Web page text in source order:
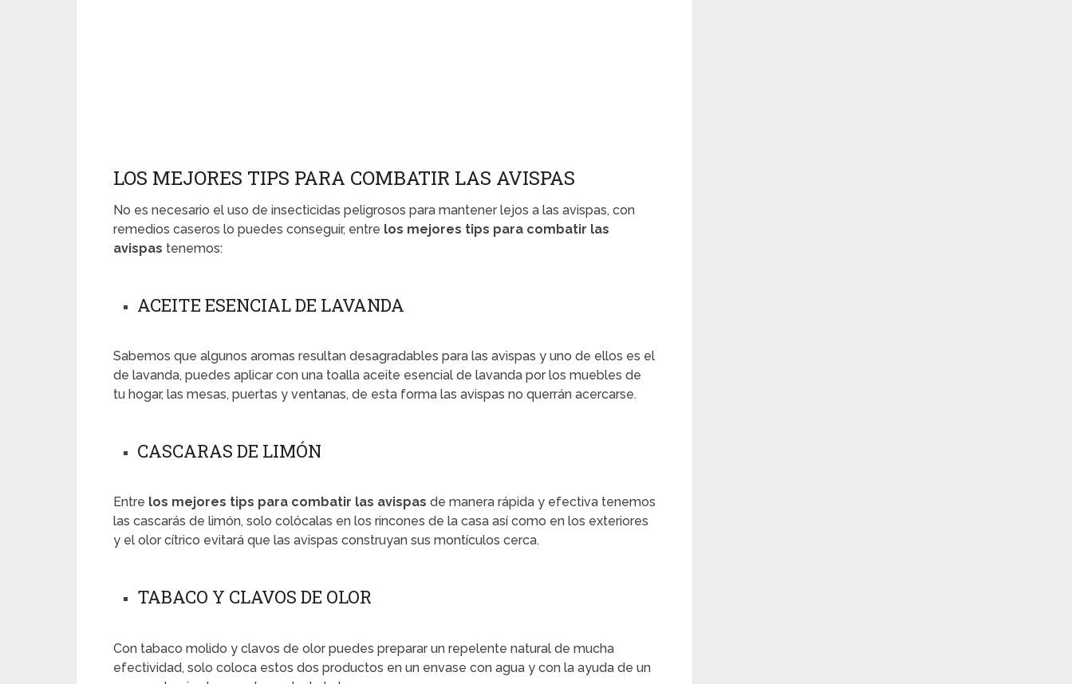
LOS MEJORES TIPS PARA COMBATIR LAS AVISPAS
No es necesario el uso de insecticidas peligrosos para mantener lejos a las avispas, con
remedios caseros lo puedes conseguir, entre los mejores tips para combatir las
avispas tenemos:
ACEITE ESENCIAL DE LAVANDA
Sabemos que algunos aromas resultan desagradables para las avispas y uno de ellos es el
de lavanda, puedes aplicar con una toalla aceite esencial de lavanda por los muebles de
tu hogar, las mesas, puertas y ventanas, de esta forma las avispas no querrán acercarse.
CASCARAS DE LIMÓN
Entre los mejores tips para combatir las avispas de manera rápida y efectiva tenemos
las cascarás de limón, solo colócalas en los rincones de la casa así como en los exteriores
y el olor cítrico evitará que las avispas construyan sus montículos cerca.
TABACO Y CLAVOS DE OLOR
Con tabaco molido y clavos de olor puedes preparar un repelente natural de mucha
efectividad, solo coloca estos dos productos en un envase con agua y con la ayuda de un